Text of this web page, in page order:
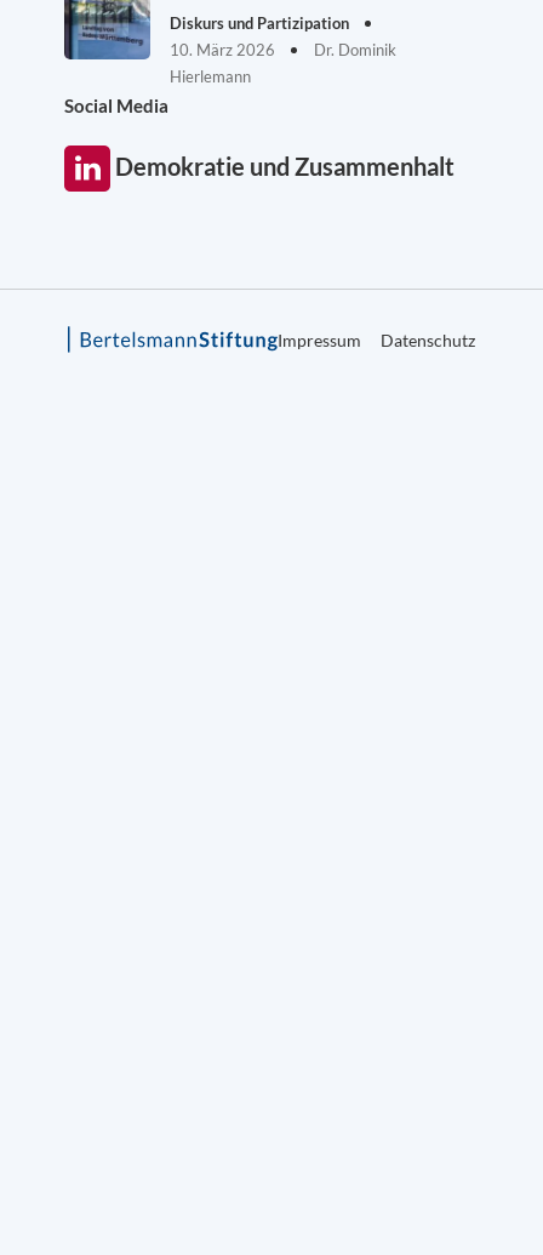
Diskurs und Partizipation
10. März 2026
Dr. Dominik
Hierlemann
Social Media
Demokratie und Zusammenhalt
Impressum Datenschutz